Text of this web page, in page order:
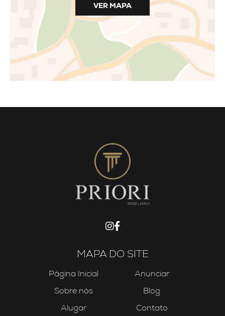
VER MAPA
MAPA DO SITE
Página Inicial
Sobre nós
Alugar
Anunciar
Blog
Contato